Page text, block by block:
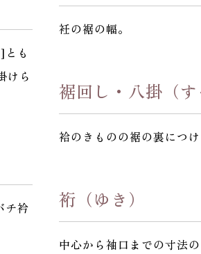
も
けら
チ衿
衽の裾の幅。
裾回し・八掛（
袷のきものの裾の裏につ
裄（ゆき）
中心から袖口までの寸法